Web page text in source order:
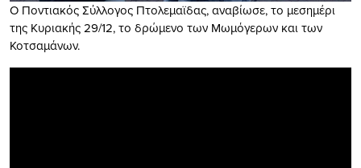
O Ποντιακός Σύλλογος Πτολεμαϊδας, αναβίωσε, το μεσημέρι
της Κυριακής 29/12, το δρώμενο των Μωμόγερων και των
Κοτσαμάνων.